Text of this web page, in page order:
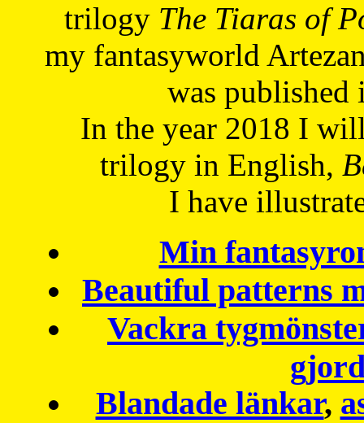
trilogy The Tiaras of
my fantasyworld
was published
In the year 2018 I
trilogy in English,
I have
Min
Beautiful patterns
Vackra
Blandade länkar,